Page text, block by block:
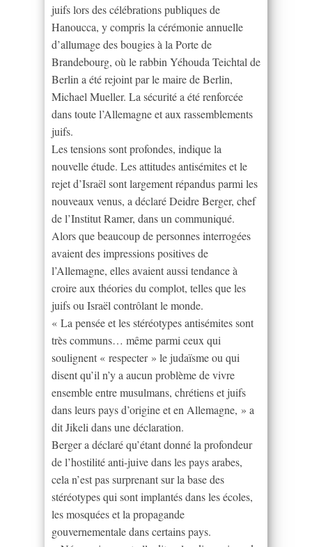
juifs lors des célébrations publiques de
Hanoucca, y compris la cérémonie annuelle
d’allumage des bougies à la Porte de
Brandebourg, où le rabbin Yéhouda Teichtal de
Berlin a été rejoint par le maire de Berlin,
Michael Mueller. La sécurité a été renforcée
dans toute l’Allemagne et aux rassemblements
juifs.
Les tensions sont profondes, indique la
nouvelle étude. Les attitudes antisémites et le
rejet d’Israël sont largement répandus parmi les
nouveaux venus, a déclaré Deidre Berger, chef
de l’Institut Ramer, dans un communiqué.
Alors que beaucoup de personnes interrogées
avaient des impressions positives de
l’Allemagne, elles avaient aussi tendance à
croire aux théories du complot, telles que les
juifs ou Israël contrôlant le monde.
« La pensée et les stéréotypes antisémites sont
très communs… même parmi ceux qui
soulignent « respecter » le judaïsme ou qui
disent qu’il n’y a aucun problème de vivre
ensemble entre musulmans, chrétiens et juifs
dans leurs pays d’origine et en Allemagne, » a
dit Jikeli dans une déclaration.
Berger a déclaré qu’étant donné la profondeur
de l’hostilité anti-juive dans les pays arabes,
cela n’est pas surprenant sur la base des
stéréotypes qui sont implantés dans les écoles,
les mosquées et la propagande
gouvernementale dans certains pays.